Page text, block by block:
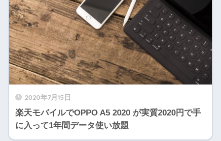
2020年7月15日
楽天モバイルでOPPO A5 2020 が実質2020円で手
に入って1年間データ使い放題